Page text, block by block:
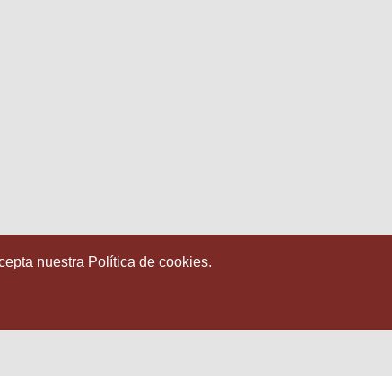
nuestra Política de cookies.